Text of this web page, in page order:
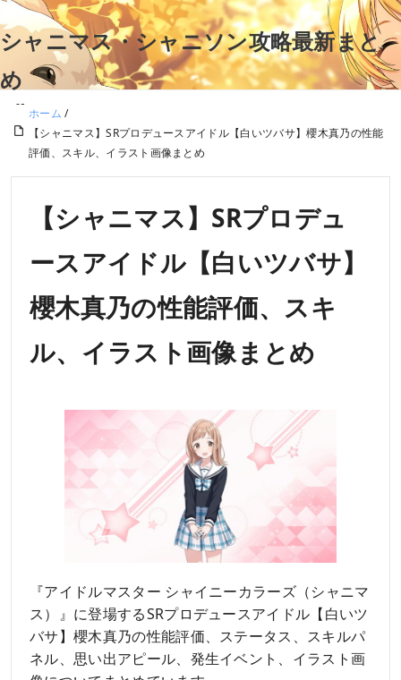
シャニマス・シャニソン攻略最新まと
め
ホーム /
【シャニマス】SRプロデュースアイドル【白いツバサ】櫻木真乃の性能
評価、スキル、イラスト画像まとめ
【シャニマス】SRプロデュ
ースアイドル【白いツバサ】
櫻木真乃の性能評価、スキ
ル、イラスト画像まとめ
『アイドルマスター シャイニーカラーズ（シャニマ
ス）』に登場するSRプロデュースアイドル【白いツ
バサ】櫻木真乃の性能評価、ステータス、スキルパ
ネル、思い出アピール、発生イベント、イラスト画